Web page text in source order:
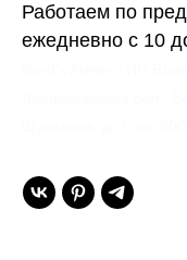
Работаем по
ежедневно с 10